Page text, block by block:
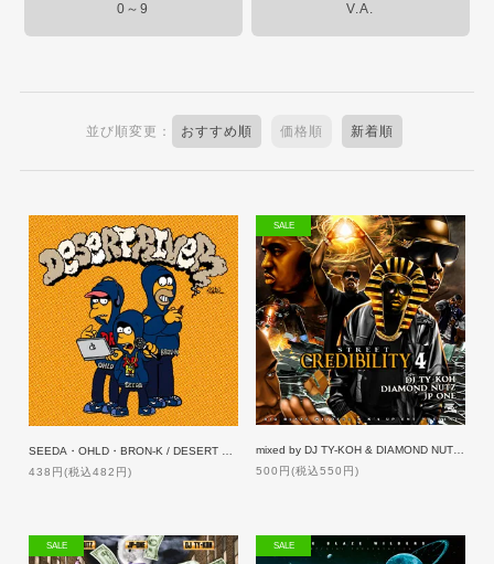
0～9 V.A.
並び順変更： おすすめ順 価格順 新着順
438円(税込482円)
SALE
mixed by DJ TY-KOH & DIAMOND NUTZ / STREET CREDIBILITY 4 [50%OFF]
500円(税込550円)
SALE SALE